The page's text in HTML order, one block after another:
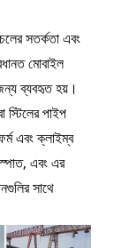
সতর্কতা এবং
মোবাইল
ব্যবহৃত হয়।
স্টিলের পাইপ
এবং ক্লাইম্ব
এবং এর
সাথে